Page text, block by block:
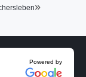
»
Powered by